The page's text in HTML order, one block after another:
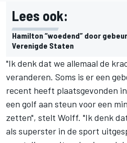
Lees ook:
Hamilton “woedend” door
Verenigde Staten
"Ik denk dat we allemaal de
veranderen. Soms is er een
recent heeft plaatsgevonden
een golf aan steun voor een
zetten", stelt Wolff. "Ik denk
als superster in de sport